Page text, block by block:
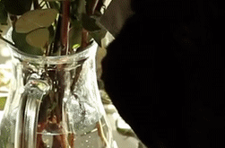
크러쉬 상세 모습